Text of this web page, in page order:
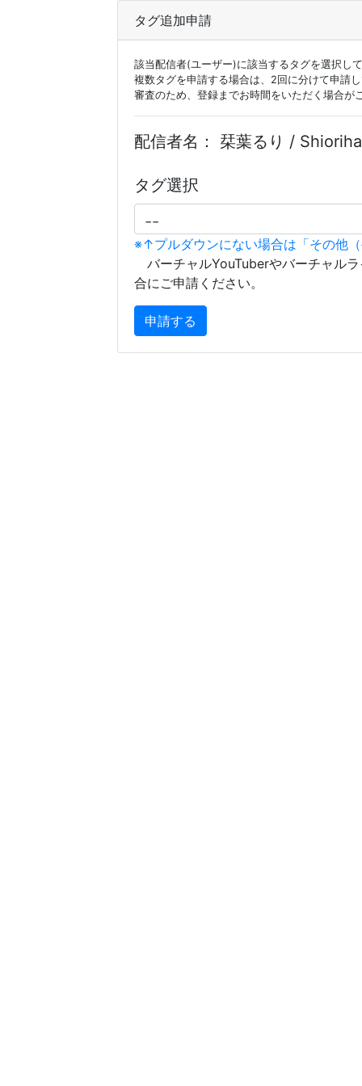
タグ追加申請
該当配信者(ユーザー)に該当するタグを選択し
複数タグを申請する場合は、2回に分けて申請
審査のため、登録までお時間をいただく場合が
配信者名： 栞葉るり /
タグ選択
※↑プルダウンにない場合は「その他
バーチャルYouTuberやバーチャル
合にご申請ください。
申請する